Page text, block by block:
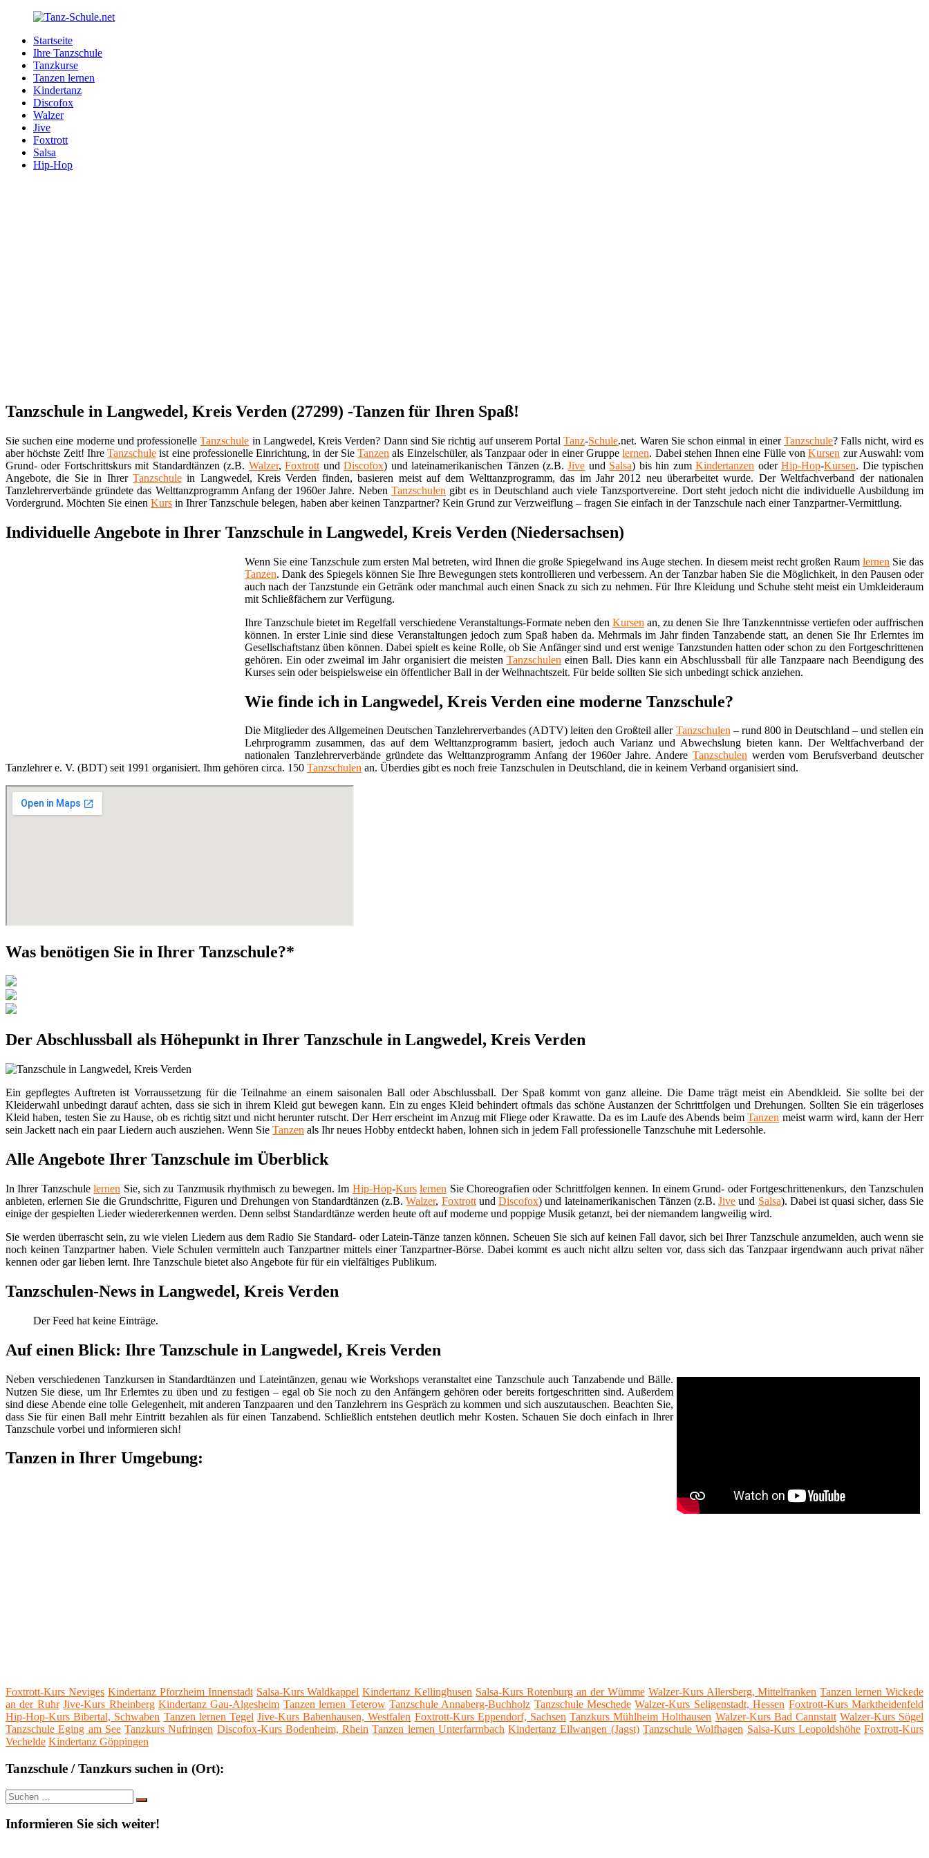
Zurück
Inhalt
Tanz-
Schule.net
Ihre
Tanzschule
Internet
Startseite
Ihre Tanzschule
Tanzkurse
Tanzen lernen
Kindertanz
Discofox
Walzer
Jive
Foxtrott
Salsa
Hip-Hop
Tanzschule in Langwedel, Kreis Verden (27299) -Tanzen für Ihren Spaß!
Sie suchen eine moderne und professionelleTanzschule in Langwedel, Kreis Verden? Dann sind Sie richtig auf unserem PortalTanz-Schule.net. Waren Sie schon einmal in einerTanzschule? Falls nicht, wird es
aber höchste Zeit! IhreTanzschule ist eine professionelle Einrichtung, in der SieTanzen als Einzelschüler, als Tanzpaar oder in einer Gruppelernen. Dabei stehen Ihnen eine Fülle vonKursen zur Auswahl: vom
Grund- oder Fortschrittskurs mit Standardtänzen (z.B. Walzer,Foxtrott undDiscofox) und lateinamerikanischen Tänzen (z.B.Jive und Salsa) bis hin zumKindertanzen oderHip-Hop-Kursen. Die typischen
Angebote, die Sie in Ihrer Tanzschulein Langwedel, Kreis Verden finden, basieren meist auf dem Welttanzprogramm, das im Jahr 2012 neu überarbeitet wurde. Der Weltfachverband der nationalen
Tanzlehrerverbände gründete das Welttanzprogramm Anfang der 1960er Jahre. Neben Tanzschulen gibt es in Deutschland auch viele Tanzsportvereine. Dort steht jedoch nicht die individuelle Ausbildung im
Vordergrund. Möchten Sie einen Kurs in Ihrer Tanzschule belegen, haben aber keinen Tanzpartner? Kein Grund zur Verzweiflung – fragen Sie einfach in der Tanzschule nach einer Tanzpartner-Vermittlung.
Individuelle Angebote in Ihrer Tanzschule in Langwedel, Kreis Verden (Niedersachsen)
Wenn Sie eine Tanzschule zum ersten Mal betreten, wird Ihnen die große Spiegelwand ins Auge stechen. In diesem meist recht großen Raum lernen Sie das
Tanzen. Dank des Spiegels können Sie Ihre Bewegungen stets kontrollieren und verbessern. An der Tanzbar haben Sie die Möglichkeit, in den Pausen oder
auch nach der Tanzstunde ein Getränk oder manchmal auch einen Snack zu sich zu nehmen. Für Ihre Kleidung und Schuhe steht meist ein Umkleideraum
mit Schließfächern zur Verfügung.
Ihre Tanzschule bietet im Regelfall verschiedene Veranstaltungs-Formate neben den Kursen an, zu denen Sie Ihre Tanzkenntnisse vertiefen oder auffrischen
können. In erster Linie sind diese Veranstaltungen jedoch zum Spaß haben da. Mehrmals im Jahr finden Tanzabende statt, an denen Sie Ihr Erlerntes im
Gesellschaftstanz üben können. Dabei spielt es keine Rolle, ob Sie Anfänger sind und erst wenige Tanzstunden hatten oder schon zu den Fortgeschrittenen
gehören. Ein oder zweimal im Jahr organisiert die meisten Tanzschulen einen Ball. Dies kann ein Abschlussball für alle Tanzpaare nach Beendigung des
Kurses sein oder beispielsweise ein öffentlicher Ball in der Weihnachtszeit. Für beide sollten Sie sich unbedingt schick anziehen.
Wie finde ich in Langwedel, Kreis Verden eine moderne Tanzschule?
Die Mitglieder des Allgemeinen Deutschen Tanzlehrerverbandes (ADTV) leiten den Großteil aller Tanzschulen– rund 800 in Deutschland – und stellen ein
Lehrprogramm zusammen, das auf dem Welttanzprogramm basiert, jedoch auch Varianz und Abwechslung bieten kann. Der Weltfachverband der
nationalen Tanzlehrerverbände gründete das Welttanzprogramm Anfang der 1960er Jahre. Andere Tanzschulenwerden vom Berufsverband deutscher
Tanzlehrer e. V. (BDT) seit 1991 organisiert. Ihm gehören circa. 150 Tanzschulen an. Überdies gibt es noch freie Tanzschulen in Deutschland, die in keinem Verband organisiert sind.
Was benötigen Sie in Ihrer Tanzschule?*
Der Abschlussball als Höhepunkt in Ihrer Tanzschule in Langwedel, Kreis Verden
Ein gepflegtes Auftreten ist Vorraussetzung für die Teilnahme an einem saisonalen Ball oder Abschlussball. Der Spaß kommt von ganz alleine. Die Dame trägt meist ein Abendkleid. Sie sollte bei der
Kleiderwahl unbedingt darauf achten, dass sie sich in ihrem Kleid gut bewegen kann. Ein zu enges Kleid behindert oftmals das schöne Austanzen der Schrittfolgen und Drehungen. Sollten Sie ein trägerloses
Kleid haben, testen Sie zu Hause, ob es richtig sitzt und nicht herunter rutscht. Der Herr erscheint im Anzug mit Fliege oder Krawatte. Da es im Laufe des Abends beimTanzen meist warm wird, kann der Herr
sein Jackett nach ein paar Liedern auch ausziehen. Wenn Sie Tanzen als Ihr neues Hobby entdeckt haben, lohnen sich in jedem Fall professionelle Tanzschuhe mit Ledersohle.
Alle Angebote Ihrer Tanzschule im Überblick
In Ihrer Tanzschulelernen Sie, sich zu Tanzmusik rhythmisch zu bewegen. Im Hip-Hop-Kurs lernen Sie Choreografien oder Schrittfolgen kennen. In einem Grund- oder Fortgeschrittenenkurs, den Tanzschulen
anbieten, erlernen Sie die Grundschritte, Figuren und Drehungen von Standardtänzen (z.B.Walzer, FoxtrottundDiscofox) und lateinamerikanischen Tänzen (z.B.Jive und Salsa). Dabei ist quasi sicher, dass Sie
einige der gespielten Lieder wiedererkennen werden. Denn selbst Standardtänze werden heute oft auf moderne und poppige Musik getanzt, bei der niemandem langweilig wird.
Sie werden überrascht sein, zu wie vielen Liedern aus dem Radio Sie Standard- oder Latein-Tänze tanzen können. Scheuen Sie sich auf keinen Fall davor, sich bei Ihrer Tanzschule anzumelden, auch wenn sie
noch keinen Tanzpartner haben. Viele Schulen vermitteln auch Tanzpartner mittels einer Tanzpartner-Börse. Dabei kommt es auch nicht allzu selten vor, dass sich das Tanzpaar irgendwann auch privat näher
kennen oder gar lieben lernt. Ihre Tanzschule bietet also Angebote für für ein vielfältiges Publikum.
Tanzschulen-News in Langwedel, Kreis Verden
Der Feed hat keine Einträge.
Auf einen Blick: Ihre Tanzschule in Langwedel, Kreis Verden
Neben verschiedenen Tanzkursen in Standardtänzen und Lateintänzen, genau wie Workshops veranstaltet eine Tanzschule auch Tanzabende und Bälle.
Nutzen Sie diese, um Ihr Erlerntes zu üben und zu festigen – egal ob Sie noch zu den Anfängern gehören oder bereits fortgeschritten sind. Außerdem
sind diese Abende eine tolle Gelegenheit, mit anderen Tanzpaaren und den Tanzlehrern ins Gespräch zu kommen und sich auszutauschen. Beachten Sie,
dass Sie für einen Ball mehr Eintritt bezahlen als für einen Tanzabend. Schließlich entstehen deutlich mehr Kosten. Schauen Sie doch einfach in Ihrer
Tanzschule vorbei und informieren sich!
Tanzen in Ihrer Umgebung:
Foxtrott-Kurs Neviges Kindertanz Pforzheim Innenstadt Salsa-Kurs Waldkappel Kindertanz Kellinghusen Salsa-Kurs Rotenburg an der Wümme Walzer-Kurs Allersberg, Mittelfranken Tanzen lernen Wickede
an der Ruhr Jive-Kurs Rheinberg Kindertanz Gau-Algesheim Tanzen lernen Teterow Tanzschule Annaberg-Buchholz Tanzschule Meschede Walzer-Kurs Seligenstadt, Hessen Foxtrott-Kurs Marktheidenfeld
Hip-Hop-Kurs Bibertal, Schwaben Tanzen lernen Tegel Jive-Kurs Babenhausen, Westfalen Foxtrott-Kurs Eppendorf, Sachsen Tanzkurs Mühlheim Holthausen Walzer-Kurs Bad Cannstatt Walzer-Kurs Sögel
Tanzschule Eging am See Tanzkurs Nufringen Discofox-Kurs Bodenheim, Rhein Tanzen lernen Unterfarrnbach Kindertanz Ellwangen (Jagst) Tanzschule Wolfhagen Salsa-Kurs Leopoldshöhe Foxtrott-Kurs
Vechelde Kindertanz Göppingen
Tanzschule / Tanzkurs suchen in (Ort):
Suche
nach:
Suchen
Informieren Sie sich weiter!